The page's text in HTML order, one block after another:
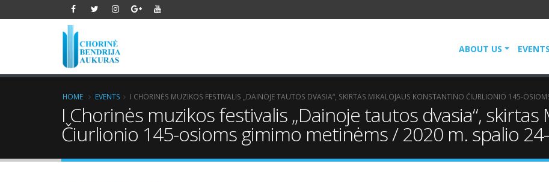
ABOUT US EVENTS
HOME EVENTS I CHORINĖS MUZIKOS FESTIVALIS „DAINOJE TAUTOS DVASIA“, SKIRTAS MIKALOJAUS KONSTANTINO ČIURLIONIO 145-
I Chorinės muzikos festivalis „Dainoje tautos dvasia“,
Čiurlionio 145-osioms gimimo metinėms / 2020 m. spalio